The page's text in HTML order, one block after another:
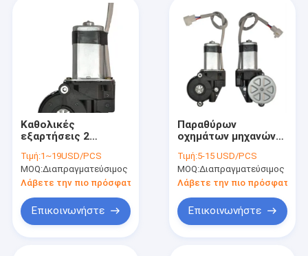
Καθολικές
εξαρτήσεις 2
δύναμης Rob πορτών
8A 8.5Nm CE τύπων
Τιμή:1~19USD/PCS
MOQ:Διαπραγματεύσιμος
Λάβετε την πιο πρόσφατη τιμή
Επικοινωνήστε
Παραθύρων
οχημάτων μηχανών
ρυθμιστών
παραθύρων 65
βαρέων καθηκόντων
δύναμης
περιστροφής/λεπτό
Τιμή:5-15 USD/PCS
MOQ:Διαπραγματεύσιμος
Λάβετε την πιο πρόσφατη
Επικοινωνήστε